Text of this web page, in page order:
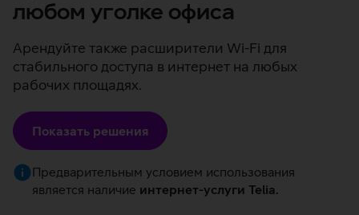
любом уголке офиса
Арендуйте также расширители Wi-Fi для
стабильного доступа в интернет на любых
рабочих площадях.
Показать решения
Предварительным условием использования
является наличие интернет-услуги Telia.